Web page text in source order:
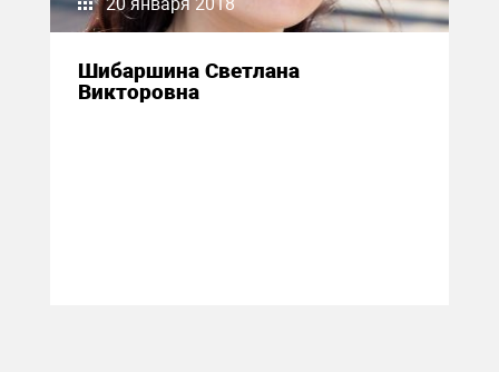
Шибаршина Светлана
Викторовна